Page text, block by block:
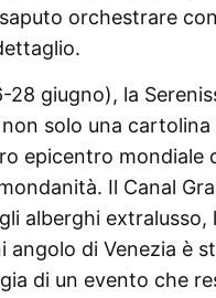
orchestrare con
28 giugno), la
solo una cartolina
epicentro mondiale
Il Canal
alberghi extralusso,
angolo di Venezia è
di un evento che